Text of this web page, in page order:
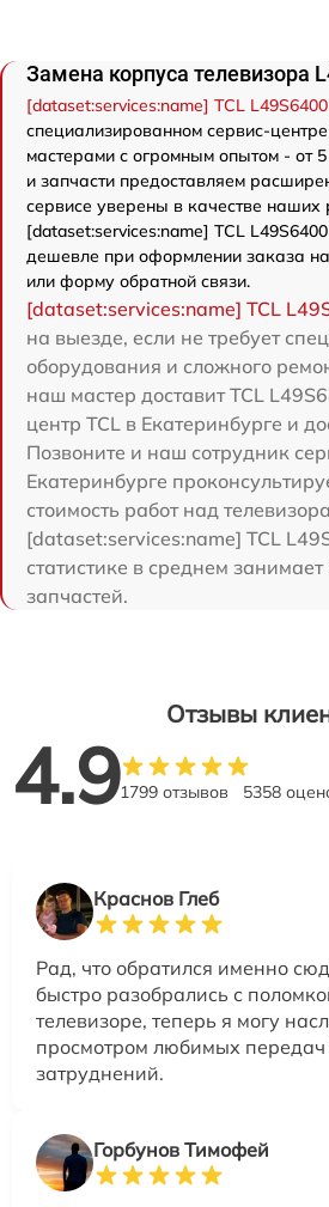
Замена корпуса телевизора
[dataset:services:name] TCL L49S6400
специализированном сервис-
мастерами с огромным опытом - от
и запчасти предоставляем
сервисе уверены в качестве наших
[dataset:services:name] TCL
дешевле при оформлении заказа
или форму обратной связи.
[dataset:services:name] TCL
на выезде, если не требует
оборудования и сложного
наш мастер доставит TCL
центр TCL в Екатеринбурге и
Позвоните и наш сотрудник
Екатеринбурге
стоимость работ над
[dataset:services:name] TCL
статистике в среднем
запчастей.
Отзывы
4.91799 отзывов 5358
Краснов Глеб
Рад, что обратился именно
быстро разобрались с
телевизоре, теперь я могу
просмотром любимых передач
затруднений.
Горбунов Тимофей